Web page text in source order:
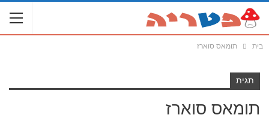
בית תומאס סוארז
תגית
תומאס סוארז